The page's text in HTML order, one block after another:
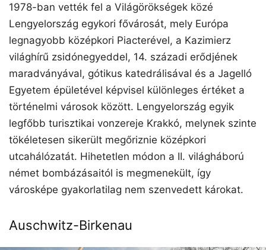
1978-ban vették fel a Világörökségek közé
Lengyelország egykori fővárosát, mely Európa
legnagyobb középkori Piacterével, a Kazimierz
világhírű zsidónegyeddel, 14. századi erődjének
maradványával, gótikus katedrálisával és a Jagelló
Egyetem épületével képvisel különleges értéket a
történelmi városok között. Lengyelország egyik
legfőbb turisztikai vonzereje Krakkó, melynek szinte
tökéletesen sikerült megőriznie középkori
utcahálózatát. Hihetetlen módon a II. világháború
német bombázásaitól is megmenekült, így
városképe gyakorlatilag nem szenvedett károkat.
Auschwitz-Birkenau